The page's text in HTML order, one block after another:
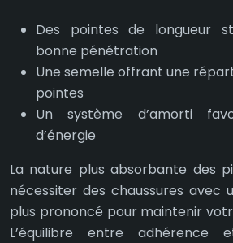
Des pointes de longueur
bonne pénétration
Une semelle offrant une
pointes
Un système d’amorti
d’énergie
La nature plus absorbante des
nécessiter des chaussures avec
plus prononcé pour maintenir
L’équilibre entre adhérence